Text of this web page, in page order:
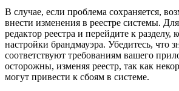
В случае, если проблема сохраняется,
внести изменения в реестре системы.
редактор реестра и перейдите к разделу,
настройки брандмауэра. Убедитесь, что
соответствуют требованиям вашего
осторожны, изменяя реестр, так как
могут привести к сбоям в системе.